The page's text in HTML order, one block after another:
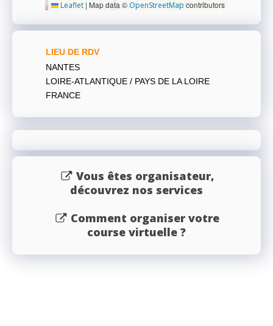
Leaflet | Map data © OpenStreetMapcontributors
LIEU DE RDV
NANTES
LOIRE-ATLANTIQUE / PAYS DE LA LOIRE
FRANCE
Vous êtes organisateur,
découvrez nos services
Comment organiser votre
course virtuelle ?